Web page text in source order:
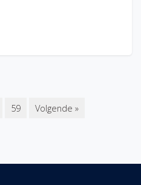
59 Volgende »